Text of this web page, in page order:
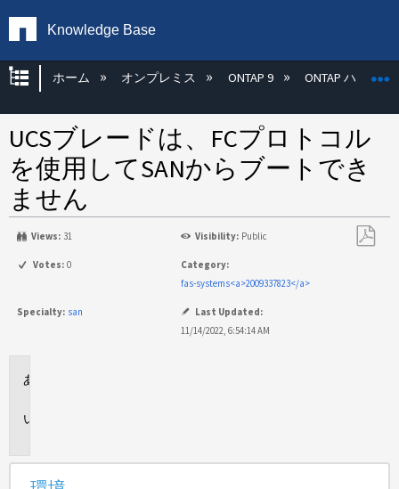
Knowledge Base
グローバル階層を展開/折りたたむ
ホーム オンプレミス ONTAP 9 ONTAP ハード
UCSブレードは、FCプロトコル
を使用してSANからブートでき
ません
Views: 31 Visibility: Public
Votes: 0
Category:
fas-systems<a>2009337823</a>
Specialty: san
Last Updated:
11/14/2022, 6:54:14 AM